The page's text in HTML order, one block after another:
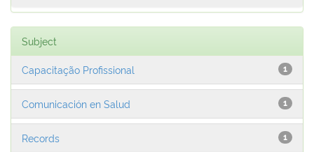
Subject
1
Capacitação Profissional
1
Comunicación en Salud
1
Records